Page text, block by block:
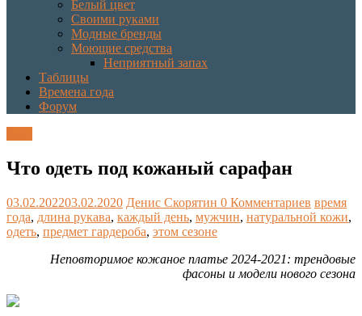
Белый цвет
Своими руками
Модные бренды
Моющие средства
Неприятный запах
Таблицы
Времена года
Форум
Что одеть под кожаный сарафан
03.02.202203.02.2020 Денис Скорятин 0 Комментариев время
года, длина рукава, каждый день, мужчин, натуральной кожи,
одеть, предмет гардероба, этом сезоне
Неповторимое кожаное платье 2024-2021: трендовые
фасоны и модели нового сезона